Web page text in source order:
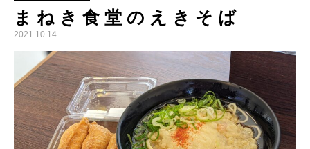
まねき食堂のえきそば
2021.10.14